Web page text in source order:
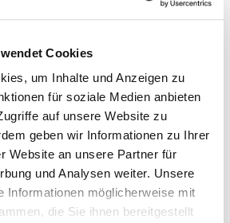
Cookies
um Inhalte und Anzeigen zu
für soziale Medien anbieten
auf unsere Website zu
geben wir Informationen zu Ihrer
Website an unsere Partner für
und Analysen weiter. Unsere
Informationen möglicherweise mit
die Sie ihnen bereitgestellt